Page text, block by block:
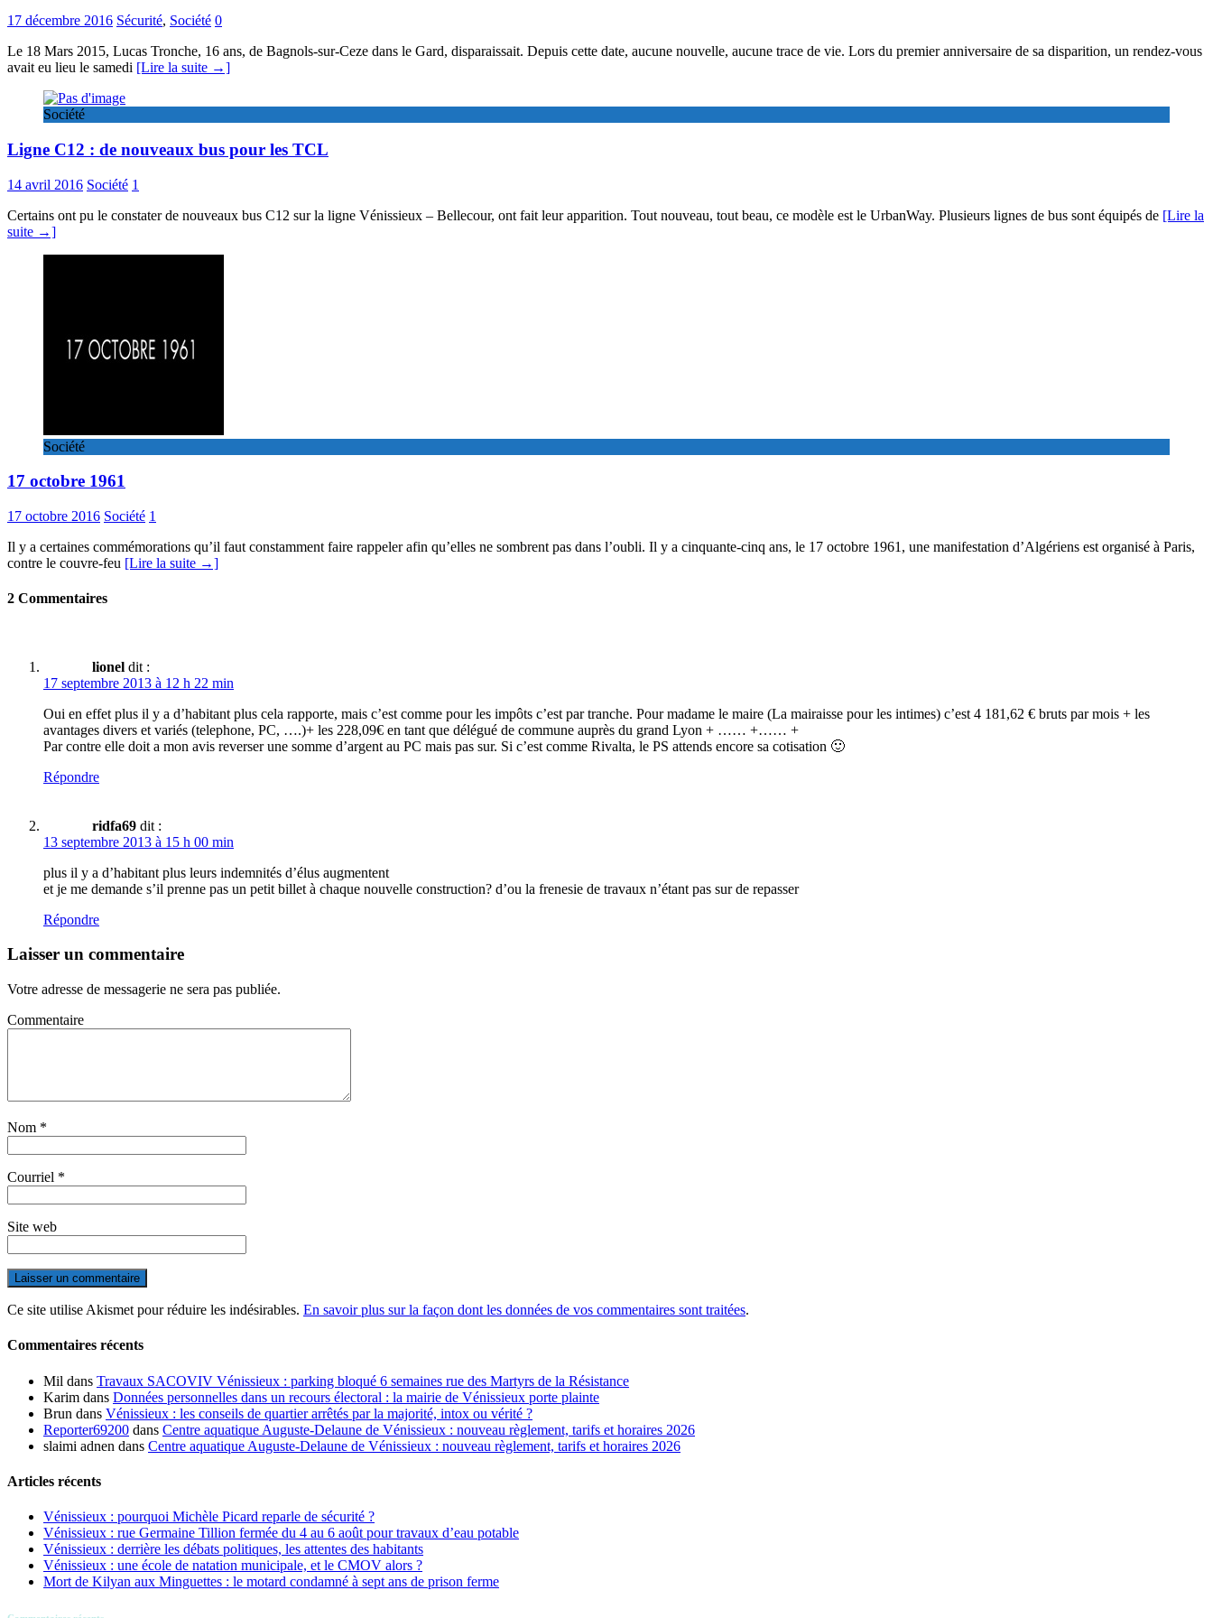
17 décembre 2016 Sécurité, Société 0
Le 18 Mars 2015, Lucas Tronche, 16 ans, de Bagnols-sur-Ceze dans le Gard, disparaissait. Depuis cette date, aucune nouvelle, aucune trace de vie. Lors du premier anniversaire de sa disparition, un rendez-vous
avait eu lieu le samedi [Lire la suite →]
Société
Ligne C12 : de nouveaux bus pour les TCL
14 avril 2016 Société 1
Certains ont pu le constater de nouveaux bus C12 sur la ligne Vénissieux – Bellecour, ont fait leur apparition. Tout nouveau, tout beau, ce modèle est le UrbanWay. Plusieurs lignes de bus sont équipés de [Lire la
suite →]
Société
17 octobre 1961
17 octobre 2016 Société 1
Il y a certaines commémorations qu’il faut constamment faire rappeler afin qu’elles ne sombrent pas dans l’oubli. Il y a cinquante-cinq ans, le 17 octobre 1961, une manifestation d’Algériens est organisé à Paris,
contre le couvre-feu [Lire la suite →]
2 Commentaires
lionel dit :
17 septembre 2013 à 12 h 22 min
Oui en effet plus il y a d’habitant plus cela rapporte, mais c’est comme pour les impôts c’est par tranche. Pour madame le maire (La mairaisse pour les intimes) c’est 4 181,62 € bruts par mois + les
avantages divers et variés (telephone, PC, ….)+ les 228,09€ en tant que délégué de commune auprès du grand Lyon + …… +…… +
Par contre elle doit a mon avis reverser une somme d’argent au PC mais pas sur. Si c’est comme Rivalta, le PS attends encore sa cotisation 🙂
Répondre
ridfa69 dit :
13 septembre 2013 à 15 h 00 min
plus il y a d’habitant plus leurs indemnités d’élus augmentent
et je me demande s’il prenne pas un petit billet à chaque nouvelle construction? d’ou la frenesie de travaux n’étant pas sur de repasser
Répondre
Laisser un commentaire
Votre adresse de messagerie ne sera pas publiée.
Commentaire
Nom *
Courriel *
Site web
Ce site utilise Akismet pour réduire les indésirables. En savoir plus sur la façon dont les données de vos commentaires sont traitées.
Commentaires récents
Mil dans Travaux SACOVIV Vénissieux : parking bloqué 6 semaines rue des Martyrs de la Résistance
Karim dans Données personnelles dans un recours électoral : la mairie de Vénissieux porte plainte
Brun dans Vénissieux : les conseils de quartier arrêtés par la majorité, intox ou vérité ?
Reporter69200 dans Centre aquatique Auguste-Delaune de Vénissieux : nouveau règlement, tarifs et horaires 2026
slaimi adnen dans Centre aquatique Auguste-Delaune de Vénissieux : nouveau règlement, tarifs et horaires 2026
Articles récents
Vénissieux : pourquoi Michèle Picard reparle de sécurité ?
Vénissieux : rue Germaine Tillion fermée du 4 au 6 août pour travaux d’eau potable
Vénissieux : derrière les débats politiques, les attentes des habitants
Vénissieux : une école de natation municipale, et le CMOV alors ?
Mort de Kilyan aux Minguettes : le motard condamné à sept ans de prison ferme